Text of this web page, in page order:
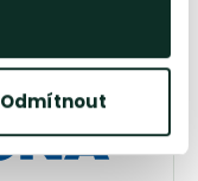
Odmítnout